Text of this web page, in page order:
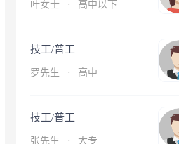
叶女士 · 高中以下
技工/普工
罗先生 · 高中
技工/普工
张先生 · 大专